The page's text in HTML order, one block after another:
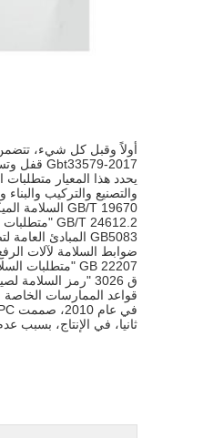
أولاً وقبل كل شيء، تتضمن
Gbt33579-2017 قفل وتسجيل طريقة التحكم في السلامة الميكانيكية والطاقة الخطرة
يحدد هذا المعيار
والتصنيع والتركيب
GB/T 19670 السلامة الميكانيكية لمنع التشغيل العرضي
GB/T 24612.2 "متطلبات السلامة لمواقع تطبيق المعدات الكهربائية
GB5083 المبادئ العامة لتصميم الأجهزة الإنتاجية للسلامة والصحة 5.6.3 منع بدء التشغيل العرضي
ضوابط السلامة لآلات الرفع3.2 إجراءات
GB 22207 "متطلبات السلامة لضاغطات الهواء ذات الاضطرابات الإيجابية".
ق 3026 "رمز السلامة لصيانة المعدات في وحدات الإنتاج الكيميائي"..
قواعد الممارسات الخاصة
في عام 2010، صممت CNPC لوائح إدارة العزلة الطاقة (التجربة).
ثانيا، في الإنتاج، بسبب